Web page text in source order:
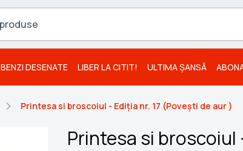
BENZI DESENATE LIBER LA CITIT! ULTIMA ȘANSĂ
Printesa si broscoiul - Ediția nr. 17 (Poveşti de aur )
Printesa si broscoiul